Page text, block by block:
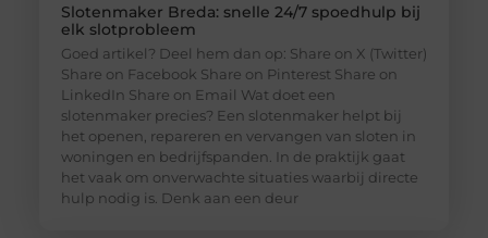
Slotenmaker Breda: snelle 24/7 spoedhulp bij
elk slotprobleem
Goed artikel? Deel hem dan op: Share on X (Twitter)
Share on Facebook Share on Pinterest Share on
LinkedIn Share on Email Wat doet een
slotenmaker precies? Een slotenmaker helpt bij
het openen, repareren en vervangen van sloten in
woningen en bedrijfspanden. In de praktijk gaat
het vaak om onverwachte situaties waarbij directe
hulp nodig is. Denk aan een deur